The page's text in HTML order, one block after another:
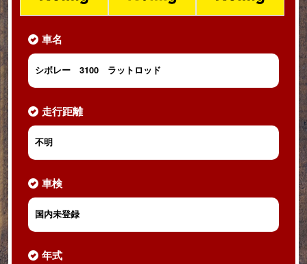
車名
シボレー 3100 ラットロッド
走行距離
不明
車検
国内未登録
年式